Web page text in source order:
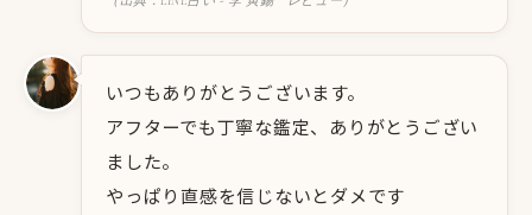
いつもありがとうございます。
アフターでも丁寧な鑑定、ありがとうござい
ました。
やっぱり直感を信じないとダメです